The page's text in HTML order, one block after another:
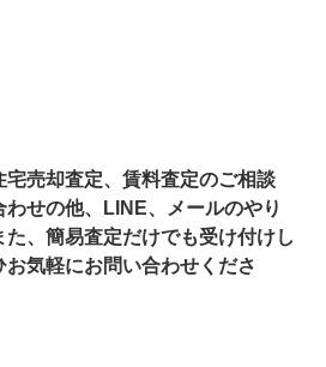
宅売却査定、賃料査定のご相談
せの他、LINE、メールのやり
、簡易査定だけでも受け付けし
気軽にお問い合わせくださ